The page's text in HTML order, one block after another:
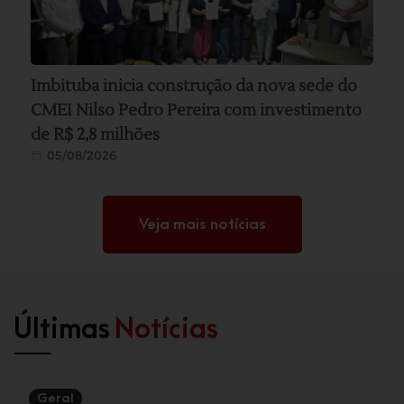
Imbituba inicia construção da nova sede do
CMEI Nilso Pedro Pereira com investimento
de R$ 2,8 milhões
05/08/2026
Veja mais notícias
Últimas Notícias
Geral